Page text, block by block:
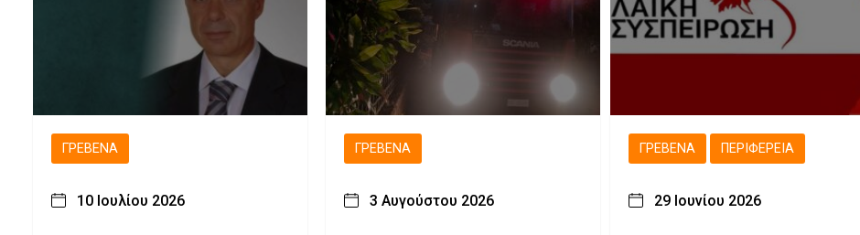
ΓΡΕΒΕΝΆ
10 Ιουλίου 2026
ΓΡΕΒΕΝΆ
3 Αυγούστου 2026
ΓΡΕΒΕΝΆ ΠΕΡΙΦΈΡΕΙΑ
29 Ιουνίου 2026